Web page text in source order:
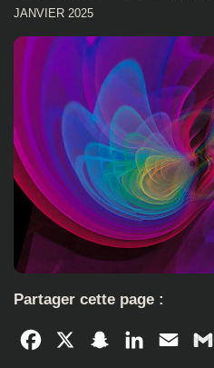
JANVIER 2025
Partager cette page :
Facebook SnapchatLinkedInEmail